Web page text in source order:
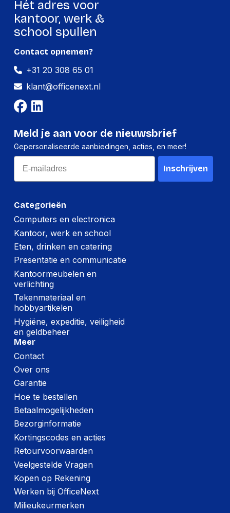
Hét adres voor
kantoor, werk &
school spullen
Categorieën
Computers en electronica
Kantoor, werk en school
Eten, drinken en catering
Presentatie en communicatie
Kantoormeubelen en
verlichting
Tekenmateriaal en
hobbyartikelen
Hygiëne, expeditie, veiligheid
en geldbeheer
Meer
Contact
Over ons
Garantie
Hoe te bestellen
Betaalmogelijkheden
Bezorginformatie
Kortingscodes en acties
Retourvoorwaarden
Veelgestelde Vragen
Kopen op Rekening
Werken bij OfficeNext
Milieukeurmerken
Contact opnemen?
+31 20 308 65 01
klant@officenext.nl
Meld je aan voor de nieuwsbrief
Gepersonaliseerde aanbiedingen, acties, en meer!
Email
Inschrijven